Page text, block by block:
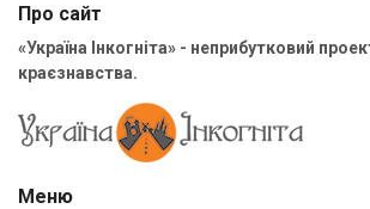
Про сайт
«Україна Інкогніта» - неприбутковий
краєзнавства.
Меню